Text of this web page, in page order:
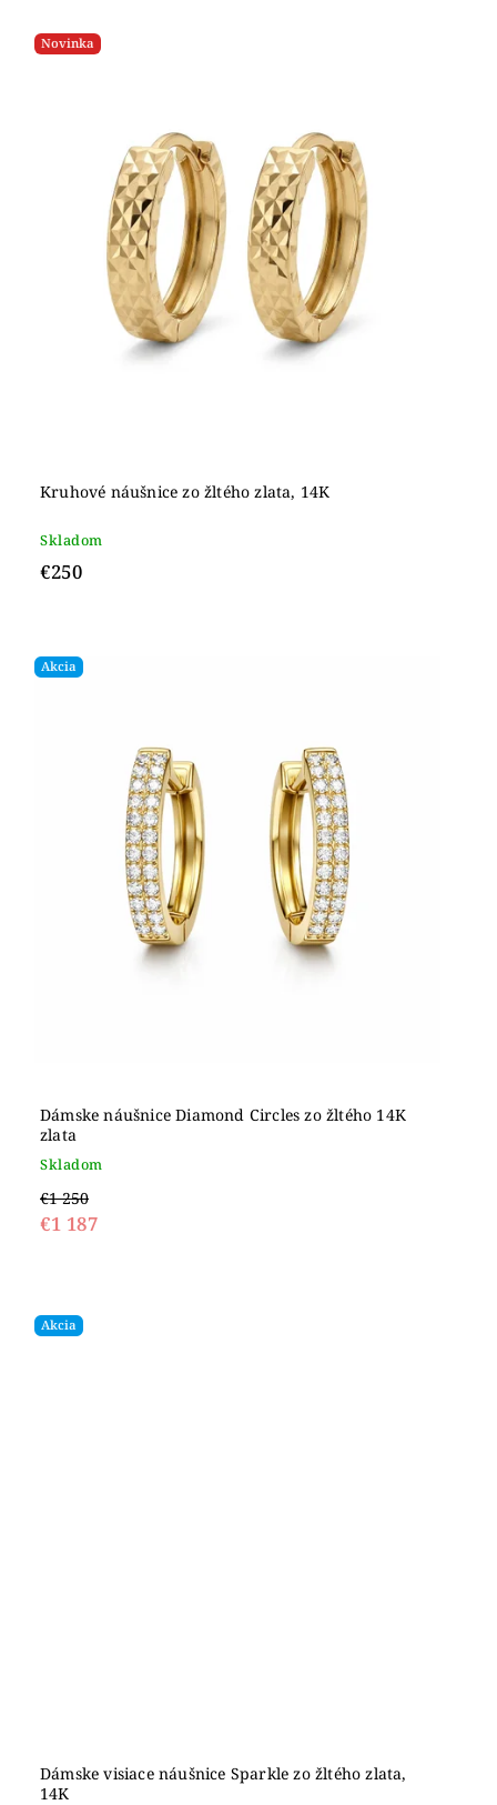
Novinka
Kruhové náušnice zo žltého zlata, 14K
Skladom
€250
Akcia
Dámske náušnice Diamond Circles zo žltého 14K
zlata
Skladom
€1 250
€1 187
Akcia
Dámske visiace náušnice Sparkle zo žltého zlata,
14K